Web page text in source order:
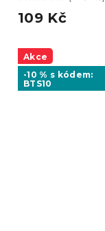
109 Kč
Akce
-10 % s kódem:
BTS10